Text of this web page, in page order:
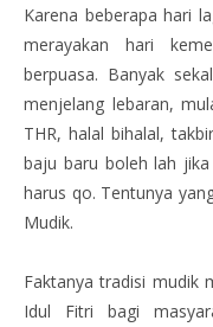
Karena beberapa hari
merayakan hari
berpuasa. Banyak
menjelang lebaran,
THR, halal bihalal,
baju baru boleh lah
harus qo. Tentunya
Mudik.
Faktanya tradisi mudik
Idul Fitri bagi